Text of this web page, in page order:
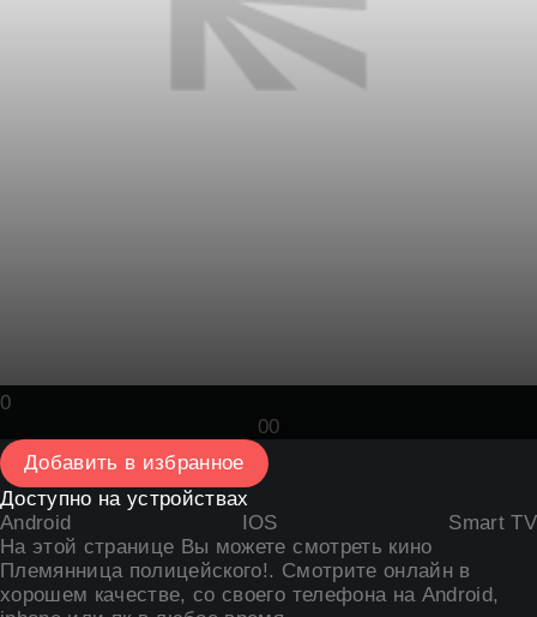
0
00
Добавить в избранное
Доступно на устройствах
Android
IOS
Smart TV
На этой странице Вы можетесмотреть кино
Племянница полицейского!. Смотрите онлайн в
хорошем качестве, со своего телефона на Android,